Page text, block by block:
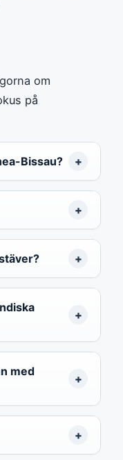
om
på
Bissau?
med